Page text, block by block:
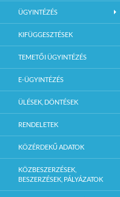
ÜGYINTÉZÉS
KIFÜGGESZTÉSEK
TEMETŐI ÜGYINTÉZÉS
E-ÜGYINTÉZÉS
ÜLÉSEK, DÖNTÉSEK
RENDELETEK
KÖZÉRDEKŰ ADATOK
KÖZBESZERZÉSEK,
BESZERZÉSEK, PÁLYÁZATOK